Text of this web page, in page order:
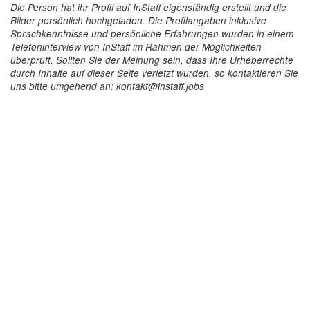
Die Person hat ihr Profil auf InStaff eigenständig erstellt und die
Bilder persönlich hochgeladen. Die Profilangaben inklusive
Sprachkenntnisse und persönliche Erfahrungen wurden in einem
Telefoninterview von InStaff im Rahmen der Möglichkeiten
überprüft. Sollten Sie der Meinung sein, dass Ihre Urheberrechte
durch Inhalte auf dieser Seite verletzt wurden, so kontaktieren Sie
uns bitte umgehend an: kontakt@instaff.jobs